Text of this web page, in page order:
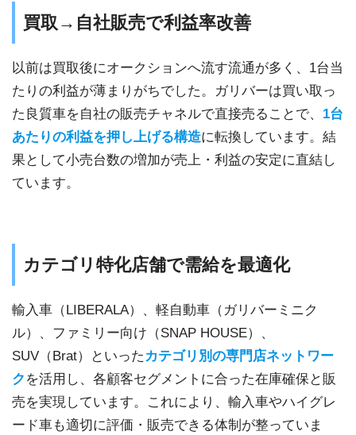
買取→自社販売で利益率改善
以前は買取後にオークションへ流す流通が多く、1台当
たりの利益が薄まりがちでした。ガリバーは買い取っ
た良質車を自社の販売チャネルで直接売ることで、 1台
あたりの利益を押し上げる構造に転換しています。結
果として小売台数の増加が売上・利益の安定に直結し
ています。
カテゴリ特化店舗で需給を最適化
輸入車（LIBERALA）、軽自動車（ガリバーミニク
ル）、ファミリー向け（SNAP HOUSE）、
SUV（Brat）といった カテゴリ別の専門店ネットワー
ク を活用し、各顧客セグメントに合った在庫確保と販
売を実現しています。これにより、輸入車やハイグレ
ード車も適切に評価・販売できる体制が整っていま